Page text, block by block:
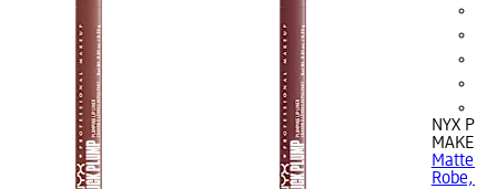
NYX
MAKEUP
Matte
Robe, 2